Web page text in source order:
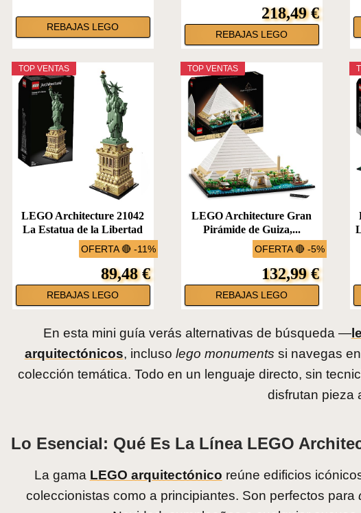
REBAJAS LEGO
218,49 €
REBAJAS LEGO
OFERTA 🔴 -11%
TOP VENTAS
LEGO Architecture 21042
La Estatua de la Libertad
89,48 €
REBAJAS LEGO
OFERTA 🔴 -5%
TOP VENTAS
LEGO Architecture Gran
Pirámide de Guiza,...
132,99 €
REBAJAS LEGO
En esta mini guía verás alternativas de búsqueda —
arquitectónicos, incluso lego monuments si navegas
colección temática. Todo en un lenguaje directo, sin
disfrutan pieza
Lo Esencial: Qué Es La Línea LEGO
La gama LEGO arquitectónico reúne edificios
coleccionistas como a principiantes. Son perfectos para